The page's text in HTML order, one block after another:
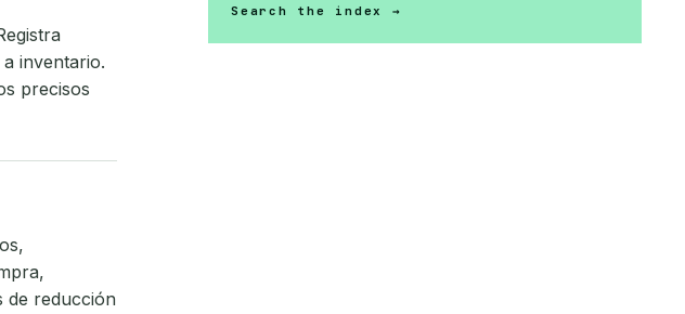
inventario.
precisos
de reducción
Search the index →